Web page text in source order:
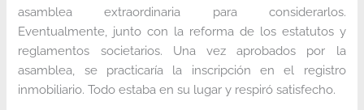
asamblea extraordinaria para considerarlos.
Eventualmente, junto con la reforma de los estatutos y
reglamentos societarios. Una vez aprobados por la
asamblea, se practicaría la inscripción en el registro
inmobiliario. Todo estaba en su lugar y respiró satisfecho.